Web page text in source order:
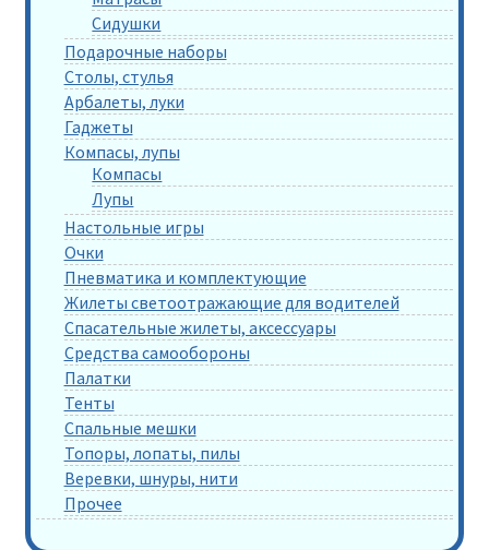
Сидушки
Подарочные наборы
Столы, стулья
Арбалеты, луки
Гаджеты
Компасы, лупы
Компасы
Лупы
Настольные игры
Очки
Пневматика и комплектующие
Жилеты светоотражающие для водителей
Спасательные жилеты, аксессуары
Средства самообороны
Палатки
Тенты
Спальные мешки
Топоры, лопаты, пилы
Веревки, шнуры, нити
Прочее